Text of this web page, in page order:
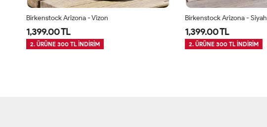
Birkenstock Arizona - Vizon
1,399.00 TL
2. ÜRÜNE 300 TL İNDİRİM
Birkenstock Arizona - Siyah
1,399.00 TL
2. ÜRÜNE 300 TL İNDİRİM